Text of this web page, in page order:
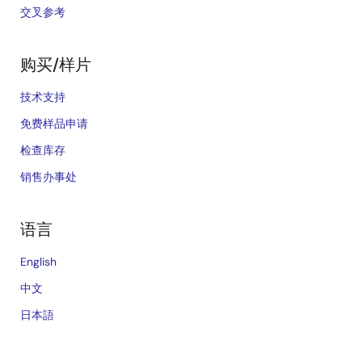
交叉参考
购买/样片
技术支持
免费样品申请
检查库存
销售办事处
语言
English
中文
日本語